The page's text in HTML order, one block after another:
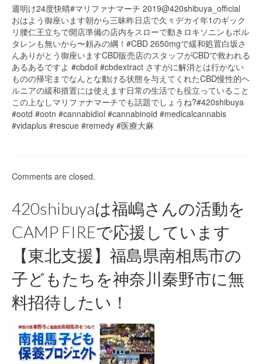
420friendly 通販
週明け24度快晴#マリファナマーチ 2019@420shibuya_official
おはよう御座います朝から三昧昨日店で久々デカイ年1のギック
リ腰仁王立ちで開店準備の店内をスローで動きロキソニンもボル
タレンも無いから〜頼みの綱！#CBD 2650mgで緩和処置白坂さ
んありがとう御座いますCBD販売店のスタッフがCBDで救われる
あるあるですよ #cbdoil #cbdextract さすがに解消とは行かない
ものの帰宅までなんとな動ける状態を与えてくれたCBD慢性的ヘ
ルニアの緩和措置には使えます日常の生活でも役立っていること
この上なしマリファナマーチでも話題でしょうね?#420shibuya
#ootd #ootn #cannabidiol #cannabinoid #medicalcannabis
#vidaplus #rescue #remedy #医療大麻
Comments are closed.
420shibuyaは福嶋さんの活動を
CAMP FIREで応援しています
【東北支援】福島県南相馬市の
子どもたちを神奈川秦野市に無
料招待したい！